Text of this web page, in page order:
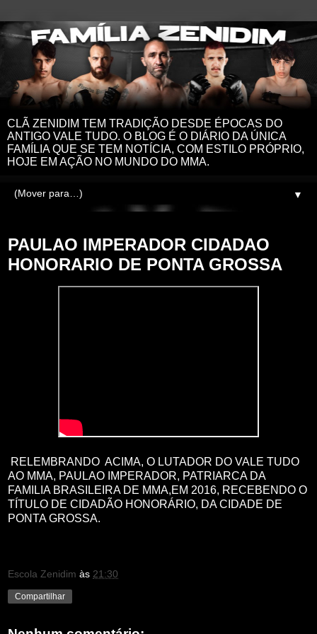
CLÃ ZENIDIM TEM TRADIÇÃO DESDE ÉPOCAS DO
ANTIGO VALE TUDO. O BLOG É O DIÁRIO DA ÚNICA
FAMÍLIA QUE SE TEM NOTÍCIA, COM ESTILO PRÓPRIO,
HOJE EM AÇÃO NO MUNDO DO MMA.
▼
PAULAO IMPERADOR CIDADAO
HONORARIO DE PONTA GROSSA
RELEMBRANDO ACIMA, O LUTADOR DO VALE TUDO
AO MMA, PAULAO IMPERADOR, PATRIARCA DA
FAMILIA BRASILEIRA DE MMA,EM 2016, RECEBENDO O
TÍTULO DE CIDADÃO HONORÁRIO, DA CIDADE DE
PONTA GROSSA.
Escola Zenidim às 21:30
Compartilhar